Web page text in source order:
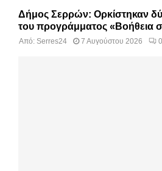
Δήμος Σερρών: Ορκίστηκαν
του προγράμματος «Βοήθεια
Από: Serres24 7 Αυγούστου 2026 0